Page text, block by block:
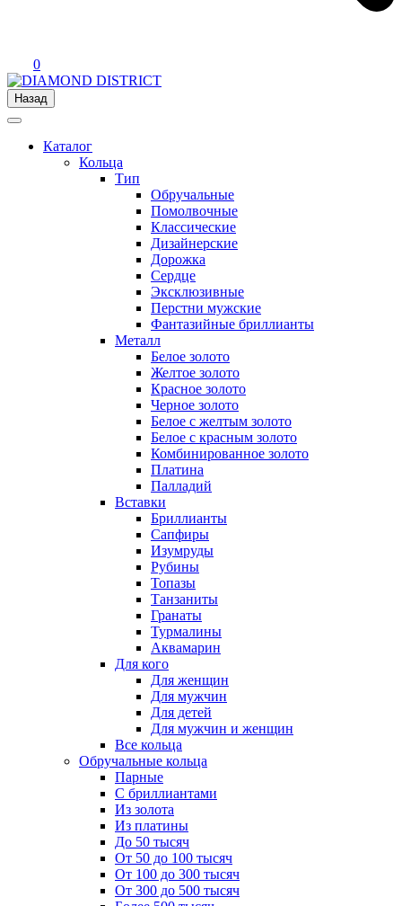
0
Назад
Каталог
Кольца
Тип
Обручальные
Помолвочные
Классические
Дизайнерские
Дорожка
Сердце
Эксклюзивные
Перстни мужские
Фантазийные бриллианты
Металл
Белое золото
Желтое золото
Красное золото
Черное золото
Белое с желтым золото
Белое с красным золото
Комбинированное золото
Платина
Палладий
Вставки
Бриллианты
Сапфиры
Изумруды
Рубины
Топазы
Танзаниты
Гранаты
Турмалины
Аквамарин
Для кого
Для женщин
Для мужчин
Для детей
Для мужчин и женщин
Все кольца
Обручальные кольца
Парные
С бриллиантами
Из золота
Из платины
До 50 тысяч
От 50 до 100 тысяч
От 100 до 300 тысяч
От 300 до 500 тысяч